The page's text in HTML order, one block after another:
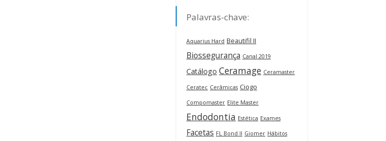
Palavras-chave:
Aquarius Hard Beautifil II
Biossegurança Canal 2019
Catálogo Ceramage Ceramaster
Ceratec Cerâmicas Ciogo
Compomaster Elite Master
Endodontia Estética Exames
Facetas FL Bond II Giomer Hábitos